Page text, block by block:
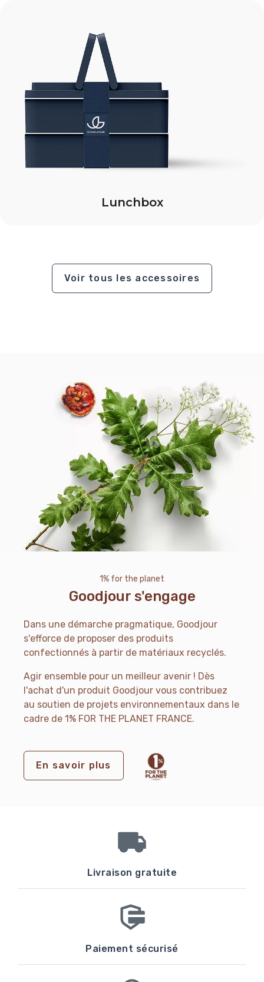
Lunchbox
Voir tous les accessoires
1% for the planet
Goodjour s'engage
Dans une démarche pragmatique, Goodjour
s'efforce de proposer des produits
confectionnés à partir de matériaux recyclés.
Agir ensemble pour un meilleur avenir ! Dès
l'achat d'un produit Goodjour vous contribuez
au soutien de projets environnementaux dans le
cadre de 1% FOR THE PLANET FRANCE.
En savoir plus
Livraison gratuite
Paiement sécurisé